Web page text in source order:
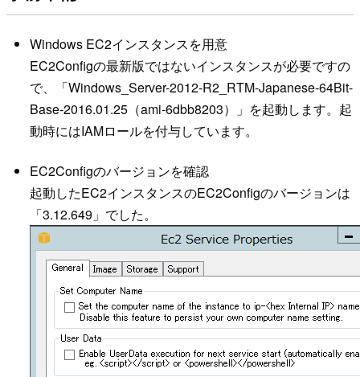
Windows EC2インスタンスを用意
EC2Configの最新版ではないインスタンスが必要ですの
で、「Windows_Server-2012-R2_RTM-Japanese-64Bit-
Base-2016.01.25（ami-6dbb8203）」を起動します。起
動時にはIAMロールを付与しています。
EC2Configのバージョンを確認
起動したEC2インスタンスのEC2Configのバージョンは
「3.12.649」でした。